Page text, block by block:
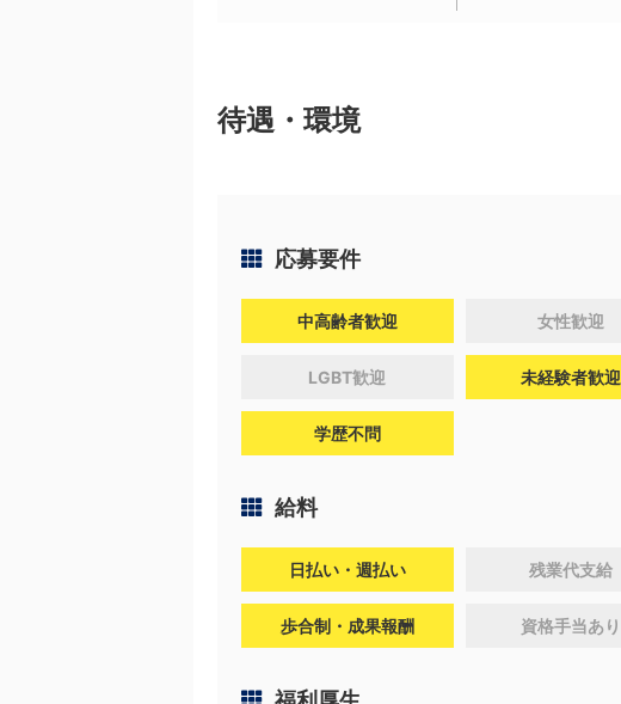
待遇・環境
応募要件
中高齢者歓迎 女性歓迎
LGBT歓迎 未経験者歓迎
学歴不問
給料
日払い・週払い 残業代支給
歩合制・成果報酬 資格手当あり